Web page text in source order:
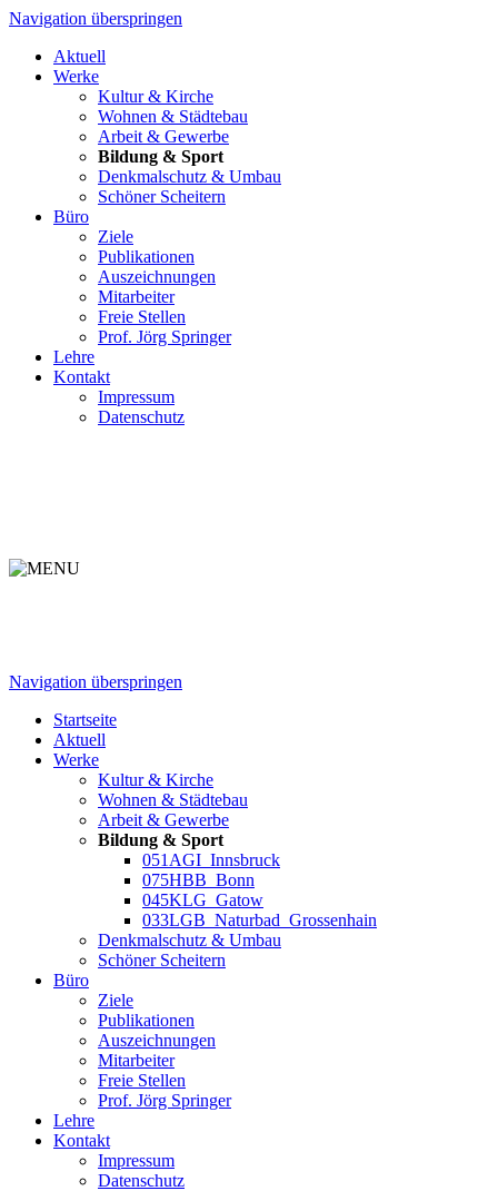
Navigation überspringen
Aktuell
Werke
Kultur & Kirche
Wohnen & Städtebau
Arbeit & Gewerbe
Bildung & Sport
Denkmalschutz & Umbau
Schöner Scheitern
Büro
Ziele
Publikationen
Auszeichnungen
Mitarbeiter
Freie Stellen
Prof. Jörg Springer
Lehre
Kontakt
Impressum
Datenschutz
Navigation überspringen
Startseite
Aktuell
Werke
Kultur & Kirche
Wohnen & Städtebau
Arbeit & Gewerbe
Bildung & Sport
051AGI_Innsbruck
075HBB_Bonn
045KLG_Gatow
033LGB_Naturbad_Grossenhain
Denkmalschutz & Umbau
Schöner Scheitern
Büro
Ziele
Publikationen
Auszeichnungen
Mitarbeiter
Freie Stellen
Prof. Jörg Springer
Lehre
Kontakt
Impressum
Datenschutz